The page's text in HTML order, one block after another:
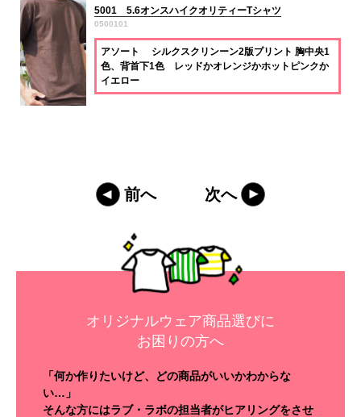
5001 5.6オンスハイクオリティーTシャツ
0500101
アソート シルクスクリンーン2版プリント 胸中央1
色、背首下1色 レッドかオレンジかホットピンクか
イエロー
前へ 次へ
オリジナルウェア商品選びに
お困りの方へ
「何か作りたいけど、どの商品がいいかわからな
い…」
そんな方にはラブ・ラボの担当者がヒアリングをさせ